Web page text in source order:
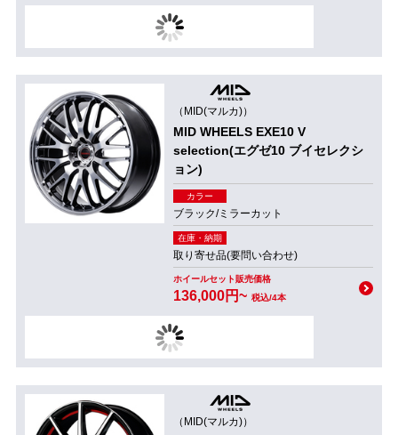
（MID(マルカ)）
MID WHEELS EXE10 V
selection(エグゼ10 ブイセレクシ
ョン)
カラー
ブラック/ミラーカット
在庫・納期
取り寄せ品(要問い合わせ)
ホイールセット販売価格
136,000円~ 税込/4本
（MID(マルカ)）